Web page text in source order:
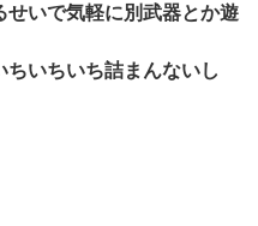
せいで気軽に別武器とか遊
いちいち詰まんないし